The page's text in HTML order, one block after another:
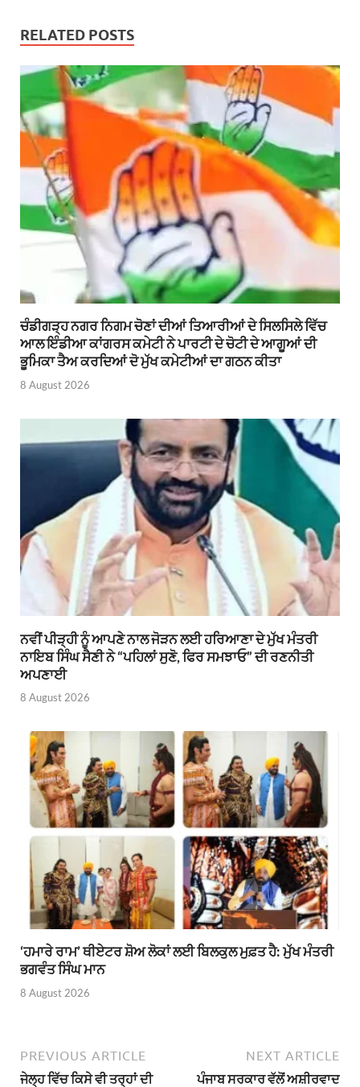
RELATED POSTS
ਚੰਡੀਗੜ੍ਹ ਨਗਰ ਨਿਗਮ ਚੋਣਾਂ ਦੀਆਂ ਤਿਆਰੀਆਂ ਦੇ ਸਿਲਸਿਲੇ ਵਿੱਚ
ਆਲ ਇੰਡੀਆ ਕਾਂਗਰਸ ਕਮੇਟੀ ਨੇ ਪਾਰਟੀ ਦੇ ਚੋਟੀ ਦੇ ਆਗੂਆਂ ਦੀ
ਭੂਮਿਕਾ ਤੈਅ ਕਰਦਿਆਂ ਦੋ ਮੁੱਖ ਕਮੇਟੀਆਂ ਦਾ ਗਠਨ ਕੀਤਾ
8 August 2026
ਨਵੀਂ ਪੀੜ੍ਹੀ ਨੂੰ ਆਪਣੇ ਨਾਲ ਜੋੜਨ ਲਈ ਹਰਿਆਣਾ ਦੇ ਮੁੱਖ ਮੰਤਰੀ
ਨਾਇਬ ਸਿੰਘ ਸੈਣੀ ਨੇ “ਪਹਿਲਾਂ ਸੁਣੋ, ਫਿਰ ਸਮਝਾਓ” ਦੀ ਰਣਨੀਤੀ
ਅਪਣਾਈ
8 August 2026
‘ਹਮਾਰੇ ਰਾਮ’ ਥੀਏਟਰ ਸ਼ੋਅ ਲੋਕਾਂ ਲਈ ਬਿਲਕੁਲ ਮੁਫ਼ਤ ਹੈ: ਮੁੱਖ ਮੰਤਰੀ
ਭਗਵੰਤ ਸਿੰਘ ਮਾਨ
8 August 2026
PREVIOUS ARTICLE
ਜੇਲ੍ਹ ਵਿੱਚ ਕਿਸੇ ਵੀ ਤਰ੍ਹਾਂ ਦੀ
NEXT ARTICLE
ਪੰਜਾਬ ਸਰਕਾਰ ਵੱਲੋਂ ਅਸ਼ੀਰਵਾਦ